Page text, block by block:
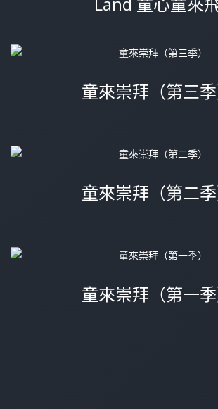
童來崇拜（第三季
童來崇拜（第二季
童來崇拜（第一季